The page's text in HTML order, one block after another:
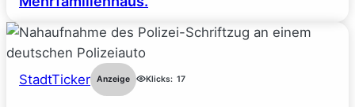
StadtTicker Anzeige Klicks: 17